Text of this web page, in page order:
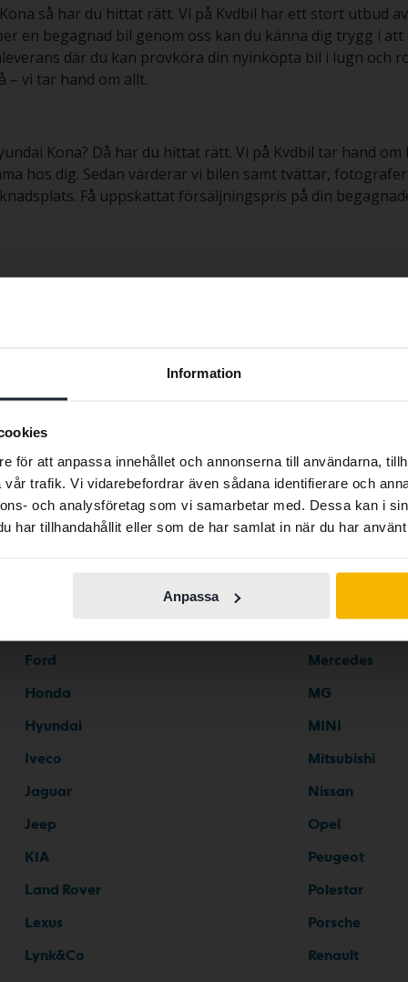
Information
för att anpassa innehållet och annonserna till användarna,
trafik. Vi vidarebefordrar även sådana identifierare och
och analysföretag som vi samarbetar med. Dessa kan i
har tillhandahållit eller som de har samlat in när du har
Anpassa
så har du hittat rätt. Vi på Kvdbil har ett stort utbud
en begagnad bil genom oss kan du känna dig trygg i
där du kan provköra din nyinköpta bil i lugn och
– vi tar hand om allt.
Kona? Då har du hittat rätt. Vi på Kvdbil tar hand
hos dig. Sedan värderar vi bilen samt tvättar,
Få uppskattat försäljningspris på din
Bilmärken
Ford
Honda
Hyundai
Iveco
Jaguar
Jeep
KIA
Land Rover
Lexus
Lynk&Co
Mercedes
MG
MINI
Mitsubishi
Nissan
Opel
Peugeot
Polestar
Porsche
Renault
Preferred language
preferences than Swedish. To better service our friends
abroad we have an English language site (kvdcars.com) that
contains all the same vehicles and services.
Continue in